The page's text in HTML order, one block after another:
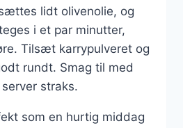
lidt olivenolie, og
i et par minutter,
Tilsæt karrypulveret og
rundt. Smag til med
straks.
som en hurtig middag